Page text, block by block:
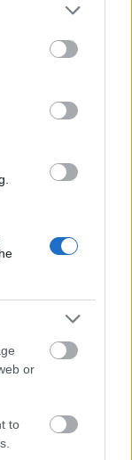
more Google
may click to
party tags to
below Google
or
to
μισή ύλη
της
Τζιζάν στη
Σαμαρά: Η
το νέο
ο
του